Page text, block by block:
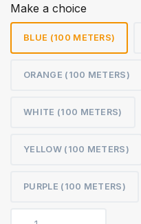
Make a choice
BLUE (100 METERS)
ORANGE (100 METERS)
WHITE (100 METERS)
YELLOW (100 METERS)
PURPLE (100 METERS)